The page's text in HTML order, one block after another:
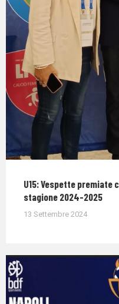
U15: Vespette premiate
stagione 2024-2025
13 Settembre 2024